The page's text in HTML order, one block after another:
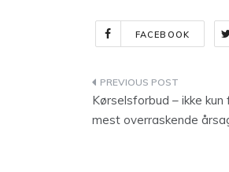
FACEBOOK
Kørselsforbud – ikke
mest overraskende